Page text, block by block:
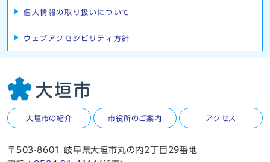
個人情報の取り扱いについて
ウェブアクセシビリティ方針
大垣市の紹介 市役所のご案内 アクセス
〒503-8601 岐阜県大垣市丸の内2丁目29番地